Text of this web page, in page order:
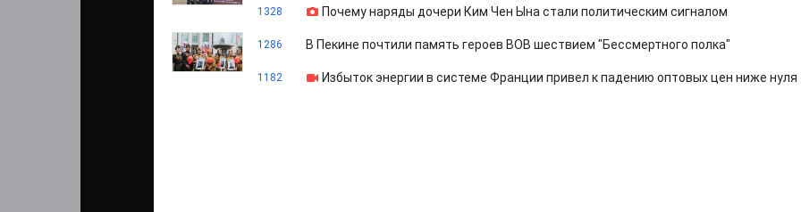
1328 Почему наряды дочери Ким Чен Ына стали политическим сигналом
1286 В Пекине почтили память героев ВОВ шествием "Бессмертного полка"
1182 Избыток энергии в системе Франции привел к падению оптовых цен ниже нуля